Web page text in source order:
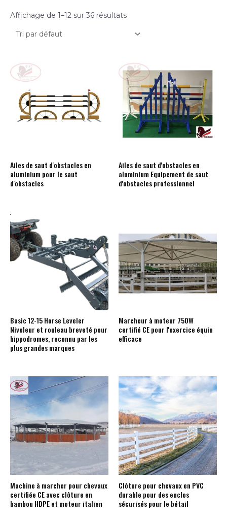
Affichage de 1–12 sur 36 résultats
Ailes de saut d'obstacles en
aluminium pour le saut
d'obstacles
Ailes de saut d'obstacles en
aluminium Equipement de saut
d'obstacles professionnel
Basic 12-15 Horse Leveler
Niveleur et rouleau breveté pour
hippodromes, reconnu par les
plus grandes marques
Marcheur à moteur 750W
certifié CE pour l'exercice équin
efficace
Machine à marcher pour chevaux
certifiée CE avec clôture en
bambou HDPE et moteur italien
Clôture pour chevaux en PVC
durable pour des enclos
sécurisés pour le bétail